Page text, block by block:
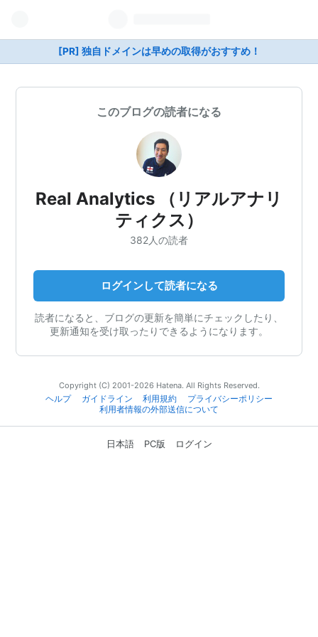
[PR] 独自ドメインは早めの取得がおすすめ！
このブログの読者になる
Real Analytics （リアルアナリ
ティクス）
382人の読者
ログインして読者になる
読者になると、ブログの更新を簡単にチェックしたり、
更新通知を受け取ったりできるようになります。
Copyright (C) 2001-2026 Hatena. All Rights Reserved.
ヘルプ
ガイドライン 利用規約
プライバシーポリシー
利用者情報の外部送信について
日本語 PC版 ログイン